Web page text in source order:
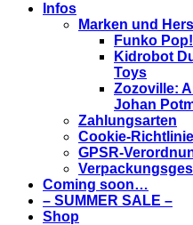
Infos
Marken und
Funko
Kidrobot
Toys
Zozoville:
Johan
Zahlungsarten
Cookie-
GPSR-
Coming soon…
– SUMMER SALE –
Shop